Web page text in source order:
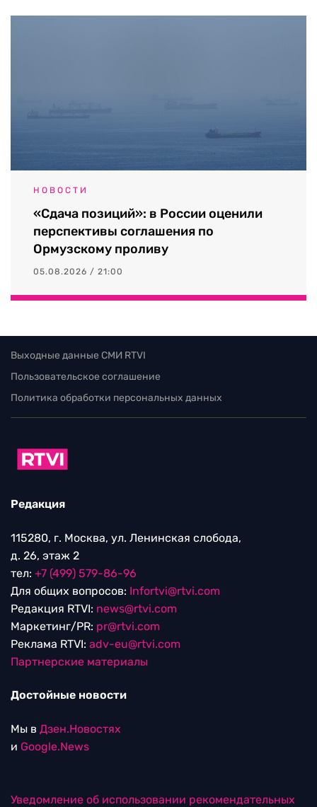
НОВОСТИ
«Сдача позиций»: в России оценили
перспективы соглашения по
Ормузскому проливу
05.08.2026 / 21:00
Выходные данные СМИ RTVI
Пользовательское соглашение
Политика обработки персональных данных
Редакция
115280, г. Москва, ул. Ленинская слобода,
д. 26, этаж 2
тел: +7 (499) 579-86-96
Для общих вопросов: Infortvi@rtvi.com
Редакция RTVI: news@rtvi.com
Маркетинг/PR: pr@rtvi.com
Реклама RTVI: adv-eu@rtvi.com
Партнерские материалы
Достойные новости
Мы в Дзен.Новостях
и Google.News
Уведомление об использовании рекомендательных